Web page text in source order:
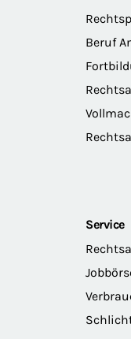
Beruf
Service